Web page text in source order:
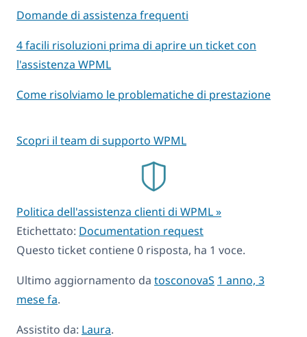
Etichettato: Documentation request
Questo ticket contiene 0 risposta, ha 1 voce.
Ultimo aggiornamento da tosconovaS 1 anno, 3
mese fa.
Assistito da: Laura.
Domande di assistenza frequenti
4 facili risoluzioni prima di aprire un ticket con
l'assistenza WPML
Come risolviamo le problematiche di prestazione
Scopri il team di supporto WPML
Politica dell'assistenza clienti di WPML »